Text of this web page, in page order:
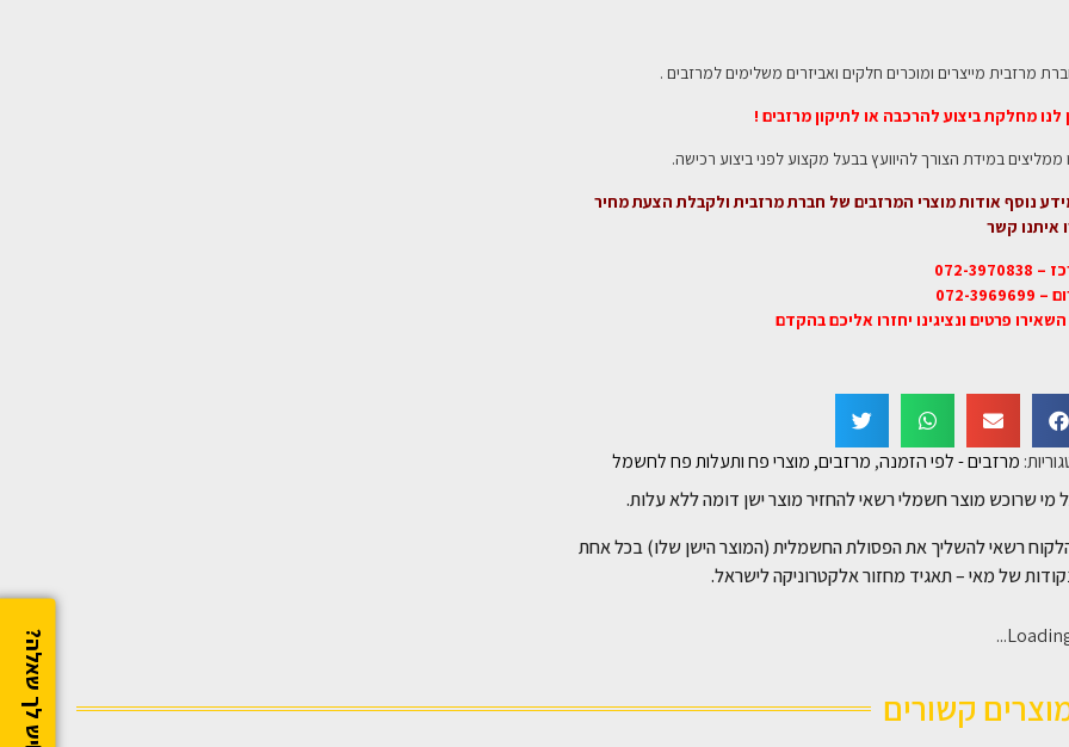
יש לך שאלה?
מרזבית מייצרים ומוכרים חלקים ואביזרים משלימים למרזבים .
לנו מחלקת ביצוע להרכבה או לתיקון מרזבים !
ממליצים במידת הצורך להיוועץ בבעל מקצוע לפני ביצוע רכישה.
נוסף אודות מוצרי המרזבים של חברת מרזבית ולקבלת הצעת מחיר
איתנו קשר
3970838
3969699
השאירו פרטים ונציגינו יחזרו אליכם בהקדם
מרזבים - לפי הזמנה, מרזבים, מוצרי פח ותעלות פח לחשמל
מי שרוכש מוצר חשמלי רשאי להחזיר מוצר ישן דומה ללא עלות.
רשאי להשליך את הפסולת החשמלית (המוצר הישן שלו) בכל אחת
של מאי – תאגיד מחזור אלקטרוניקה לישראל.
קשורים